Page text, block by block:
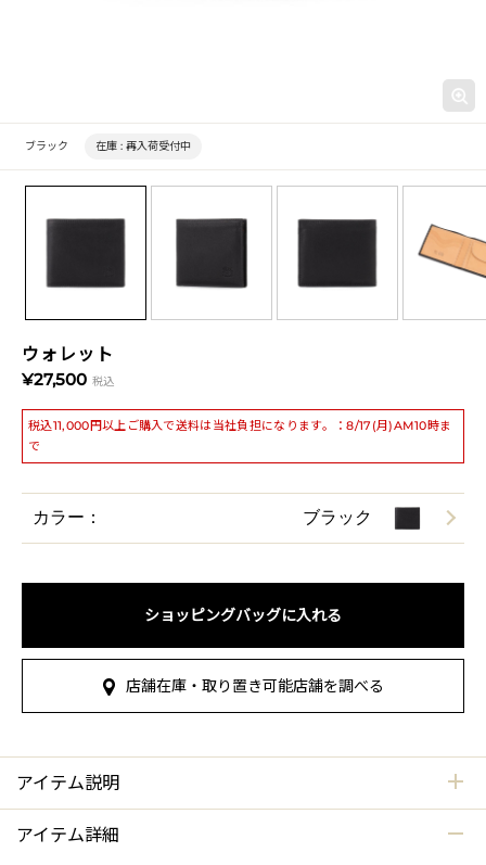
ウォレット
¥27,500 税込
税込11,000円以上ご購入で送料は当社負担になります。：8/17(月)AM10時ま
で
ブラック 在庫 : 再入荷受付中
カラー： ブラック
ショッピングバッグに入れる
店舗在庫・取り置き可能店舗を調べる
アイテム説明
アイテム詳細